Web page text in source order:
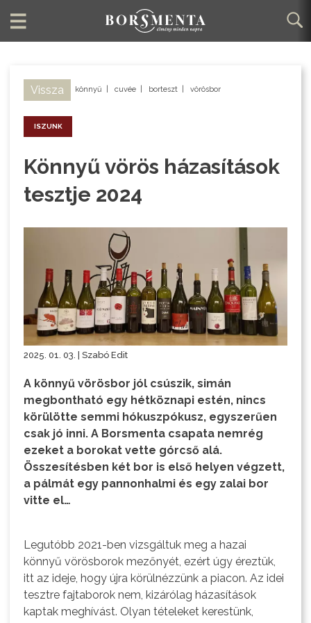
Vissza könnyű cuvée borteszt vörösbor
ISZUNK
Könnyű vörös házasítások
tesztje 2024
2025. 01. 03. | Szabó Edit
A könnyű vörösbor jól csúszik, simán
megbontható egy hétköznapi estén, nincs
körülötte semmi hókuszpókusz, egyszerűen
csak jó inni. A Borsmenta csapata nemrég
ezeket a borokat vette górcső alá.
Összesítésben két bor is első helyen végzett,
a pálmát egy pannonhalmi és egy zalai bor
vitte el…
Legutóbb 2021-ben vizsgáltuk meg a hazai
könnyű vörösborok mezőnyét, ezért úgy éreztük,
itt az ideje, hogy újra körülnézzünk a piacon. Az idei
tesztre fajtaborok nem, kizárólag házasítások
kaptak meghívást. Olyan tételeket kerestünk,